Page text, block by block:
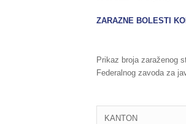
ZARAZNE BOLESTI
Prikaz broja zaraženog
Federalnog zavoda za
KANTON